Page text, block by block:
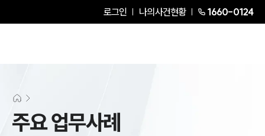
로그인 나의사건현황 1660-0124
주요 업무사례